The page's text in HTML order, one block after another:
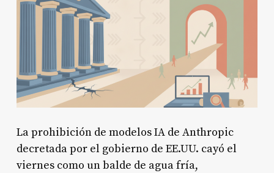
La prohibición de modelos IA de Anthropic
decretada por el gobierno de EE.UU. cayó el
viernes como un balde de agua fría,